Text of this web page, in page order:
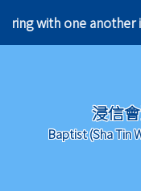
one another in
浸信
Baptist (Sha Tin